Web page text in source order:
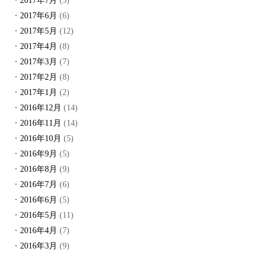
2017年6月 (6)
2017年5月 (12)
2017年4月 (8)
2017年3月 (7)
2017年2月 (8)
2017年1月 (2)
2016年12月 (14)
2016年11月 (14)
2016年10月 (5)
2016年9月 (5)
2016年8月 (9)
2016年7月 (6)
2016年6月 (5)
2016年5月 (11)
2016年4月 (7)
2016年3月 (9)